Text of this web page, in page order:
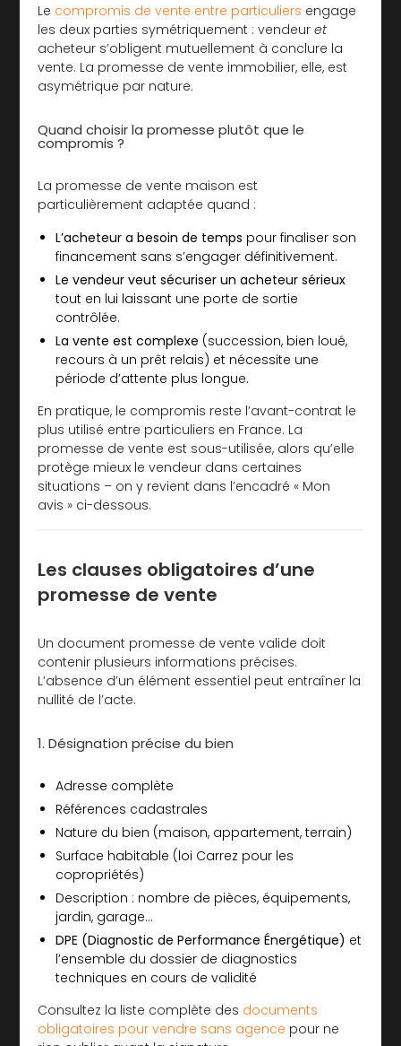
Le compromis de vente entre particuliers engage
les deux parties symétriquement : vendeuret
acheteur s’obligent mutuellement à conclure la
vente. La promesse de vente immobilier, elle, est
asymétrique par nature.
Quand choisir la promesse plutôt que le
compromis ?
La promesse de vente maison est
particulièrement adaptée quand :
L’acheteur a besoin de temps pour finaliser son
financement sans s’engager définitivement.
Le vendeur veut sécuriser un acheteur sérieux
tout en lui laissant une porte de sortie
contrôlée.
La vente est complexe (succession, bien loué,
recours à un prêt relais) et nécessite une
période d’attente plus longue.
En pratique, le compromis reste l’avant-contrat le
plus utilisé entre particuliers en France. La
promesse de vente est sous-utilisée, alors qu’elle
protège mieux le vendeur dans certaines
situations – on y revient dans l’encadré « Mon
avis » ci-dessous.
Les clauses obligatoires d’une
promesse de vente
Un document promesse de vente valide doit
contenir plusieurs informations précises.
L’absence d’un élément essentiel peut entraîner la
nullité de l’acte.
1. Désignation précise du bien
Adresse complète
Références cadastrales
Nature du bien (maison, appartement, terrain)
Surface habitable (loi Carrez pour les
copropriétés)
Description : nombre de pièces, équipements,
jardin, garage…
DPE (Diagnostic de Performance Énergétique) et
l’ensemble du dossier de diagnostics
techniques en cours de validité
Consultez la liste complète des documents
obligatoires pour vendre sans agence pour ne